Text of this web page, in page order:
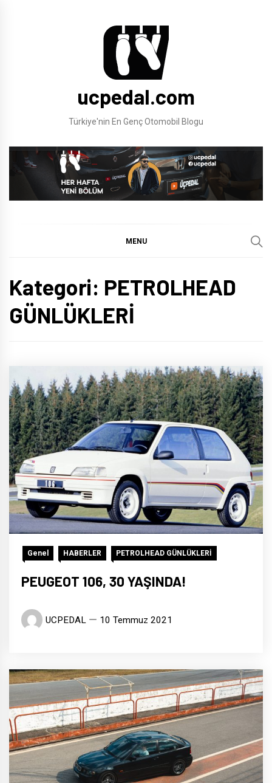
ucpedal.com
Türkiye'nin En Genç Otomobil Blogu
MENU
Kategori: PETROLHEAD
GÜNLÜKLERİ
Genel HABERLER PETROLHEAD GÜNLÜKLERİ
PEUGEOT 106, 30 YAŞINDA!
UCPEDAL 10 Temmuz 2021